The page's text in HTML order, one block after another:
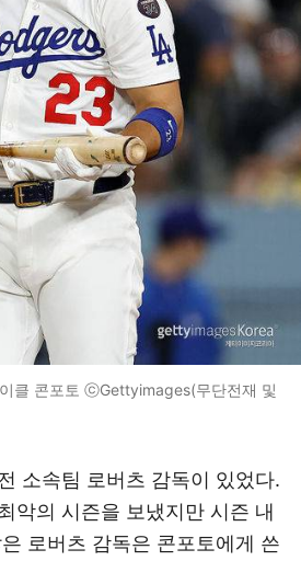
클 콘포토 ⓒGettyimages(무단전재 및
소속팀 로버츠 감독이 있었다.
악의 시즌을 보냈지만 시즌 내
로버츠 감독은 콘포토에게 쓴